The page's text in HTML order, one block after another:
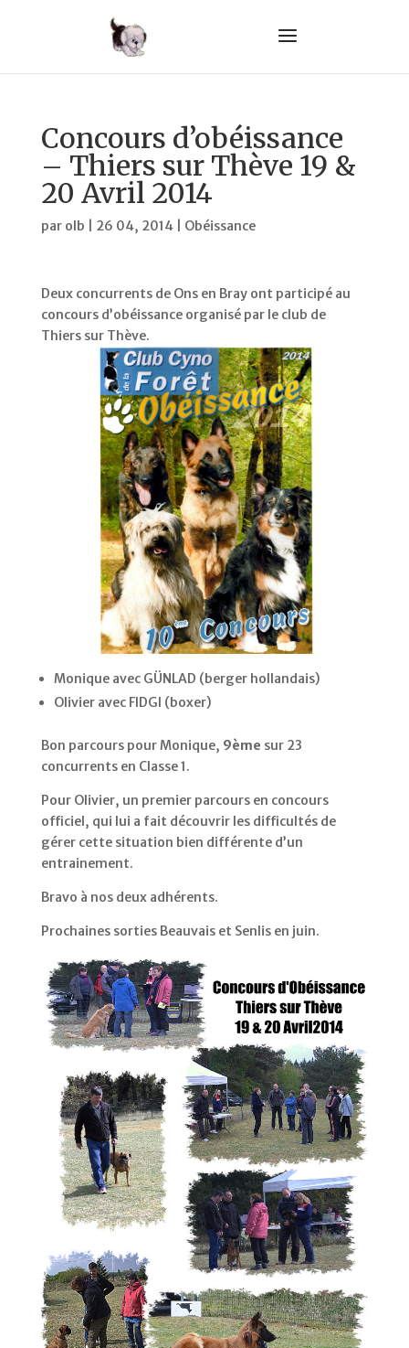
Concours d’obéissance
– Thiers sur Thève 19 &
20 Avril 2014
par olb 26 04, 2014| Obéissance
Deux concurrents de Ons en Bray ont participé au
concours d’obéissance organisé par le club de
Thiers sur Thève.
Monique avec GÜNLAD (berger hollandais)
Olivier avec FIDGI (boxer)
Bon parcours pour Monique, 9ème sur 23
concurrents en Classe 1.
Pour Olivier, un premier parcours en concours
officiel, qui lui a fait découvrir les difficultés de
gérer cette situation bien différente d’un
entrainement.
Bravo à nos deux adhérents.
Prochaines sorties Beauvais et Senlis en juin.